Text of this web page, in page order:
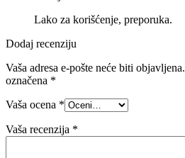
Lako za korišćenje, preporuka.
Dodaj recenziju
Vaša adresa e-pošte neće biti objavljena.
označena *
Vaša ocena *
Vaša recenzija *